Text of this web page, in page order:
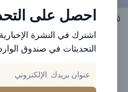
احصل على
اشترك في النشرة
التحديثات في صندوق
أدوات الشرب أكواب معزولة -